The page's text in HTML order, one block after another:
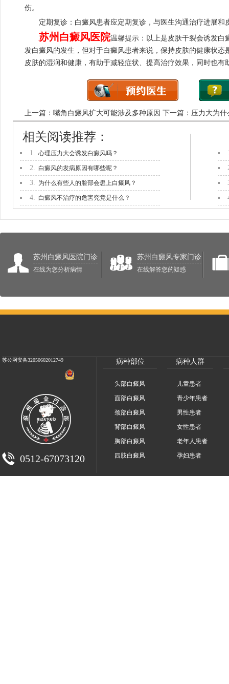
伤。
定期复诊：白癜风患者应定期复诊，与医生沟通治疗进展和
苏州白癜风医院温馨提示：以上是皮肤干裂会诱发白
发白癜风的发生，但对于白癜风患者来说，保持皮肤的健康状态
皮肤的湿润和健康，有助于减轻症状、提高治疗效果，同时也
上一篇： 嘴角白癜风扩大可能涉及多种原因 下一篇： 压力大为
1. 心理压力大会诱发白癜风吗？
2. 白癜风的发病原因有哪些呢？
3. 为什么有些人的脸部会患上白癜风？
4. 白癜风不治疗的危害究竟是什么？
相关阅读推荐：
苏州白癜风医院门诊
在线为您分析病情
苏州白癜风专家门诊
在线解答您的疑惑
苏公网安备32050602012749
0512-67073120
病种部位 病种人群
头部白癜风
面部白癜风
颈部白癜风
背部白癜风
胸部白癜风
四肢白癜风
儿童患者
青少年患者
男性患者
女性患者
老年人患者
孕妇患者